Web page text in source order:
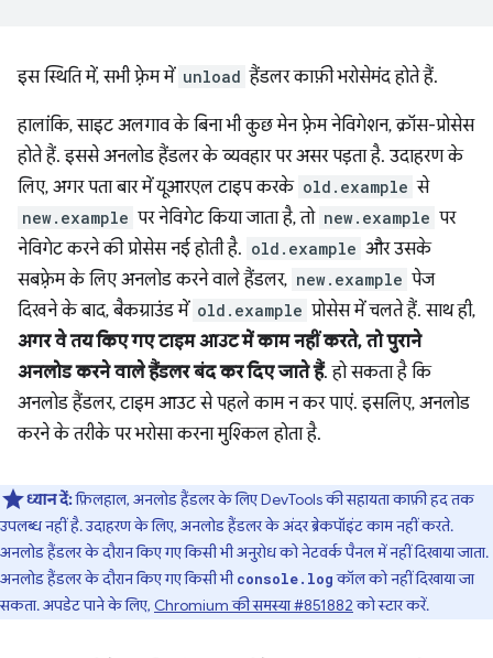
इस स्थिति में, सभी फ़्रेम में unload हैंडलर काफ़ी भरोसेमंद होते हैं.
हालांकि, साइट अलगाव के बिना भी कुछ मेन फ़्रेम नेविगेशन, क्रॉस-प्रोसेस
होते हैं. इससे अनलोड हैंडलर के व्यवहार पर असर पड़ता है. उदाहरण के
लिए, अगर पता बार में यूआरएल टाइप करके old.example से
new.example पर नेविगेट किया जाता है, तो new.example पर
नेविगेट करने की प्रोसेस नई होती है. old.example और उसके
सबफ़्रेम के लिए अनलोड करने वाले हैंडलर, new.example पेज
दिखने के बाद, बैकग्राउंड में old.example प्रोसेस में चलते हैं. साथ ही,
अगर वे तय किए गए टाइम आउट में काम नहीं करते, तो पुराने
अनलोड करने वाले हैंडलर बंद कर दिए जाते हैं. हो सकता है कि
अनलोड हैंडलर, टाइम आउट से पहले काम न कर पाएं. इसलिए, अनलोड
करने के तरीके पर भरोसा करना मुश्किल होता है.
ध्यान दें:फ़िलहाल, अनलोड हैंडलर के लिए DevTools की सहायता काफ़ी हद तक
उपलब्ध नहीं है. उदाहरण के लिए, अनलोड हैंडलर के अंदर ब्रेकपॉइंट काम नहीं करते.
अनलोड हैंडलर के दौरान किए गए किसी भी अनुरोध को नेटवर्क पैनल में नहीं दिखाया जाता.
अनलोड हैंडलर के दौरान किए गए किसी भीconsole.logकॉल को नहीं दिखाया जा
सकता. अपडेट पाने के लिए, Chromium की समस्या #851882को स्टार करें.